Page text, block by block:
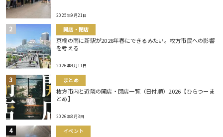
2025年9月21日
開店・閉店
京橋の南に新駅が2028年春にできるみたい。枚方市民への影響
を考える
2026年4月11日
まとめ
枚方市内と近隣の開店・閉店一覧（日付順）2026【ひらつーま
とめ】
2026年8月3日
イベント